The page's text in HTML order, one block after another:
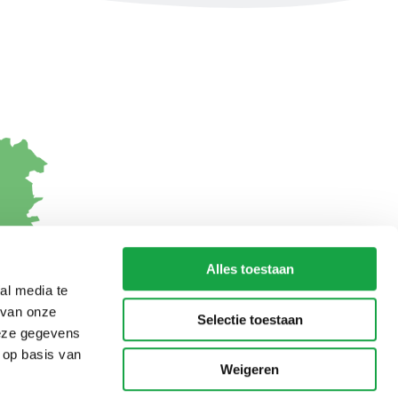
media te
onze
gegevens
basis van
Alles toestaan
Selectie toestaan
Weigeren